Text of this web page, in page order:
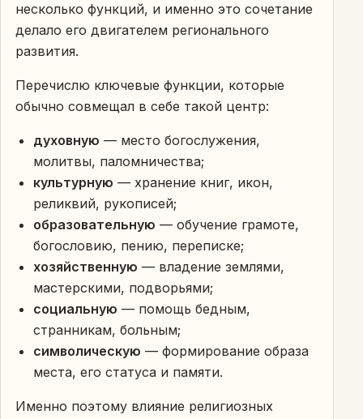
несколько функций, и именно это сочетание
делало его двигателем регионального
развития.
Перечислю ключевые функции, которые
обычно совмещал в себе такой центр:
духовную — место богослужения,
молитвы, паломничества;
культурную — хранение книг, икон,
реликвий, рукописей;
образовательную — обучение грамоте,
богословию, пению, переписке;
хозяйственную — владение землями,
мастерскими, подворьями;
социальную — помощь бедным,
странникам, больным;
символическую — формирование образа
места, его статуса и памяти.
Именно поэтому влияние религиозных